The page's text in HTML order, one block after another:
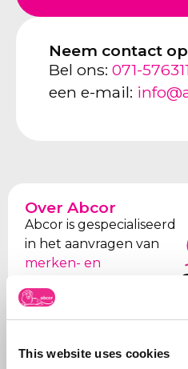
This website uses cookies
Neem contact op
Bel ons: 071-
een e-mail:
Over Abcor
Abcor is gespecialiseerd
in het aanvragen van
merken- en
doen wij in de
wereldwijd voor zowel
internationale